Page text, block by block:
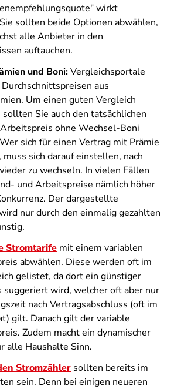
wirkt
sollten beide Optionen abwählen,
alle Anbieter in den
auftauchen.
und Boni:Vergleichsportale
aus
Um einen guten Vergleich
Sie auch den tatsächlichen
ohne Wechsel-Boni
sich für einen Vertrag mit Prämie
sich darauf einstellen, nach
zu wechseln. In vielen Fällen
und Arbeitspreise nämlich höher
Der dargestellte
nur durch den einmalig gezahlten
Stromtarife mit einem variablen
abwählen. Diese werden oft im
gelistet, da dort ein günstiger
suggeriert wird, welcher oft aber nur
nach Vertragsabschluss (oft im
gilt. Danach gilt der variable
Zudem macht ein dynamischer
alle Haushalte Sinn.
Stromzähler sollten bereits im
sein. Denn bei einigen neueren